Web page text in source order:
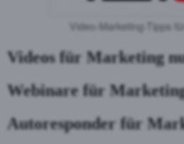
Video-Marketing-Tipps
Videos für Marketing
Webinare für
Autoresponder für